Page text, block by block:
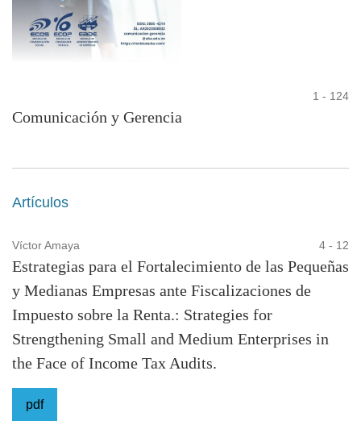
1 - 124
Comunicación y Gerencia
Artículos
Víctor Amaya 4 - 12
Estrategias para el Fortalecimiento de las Pequeñas
y Medianas Empresas ante Fiscalizaciones de
Impuesto sobre la Renta.: Strategies for
Strengthening Small and Medium Enterprises in
the Face of Income Tax Audits.
pdf